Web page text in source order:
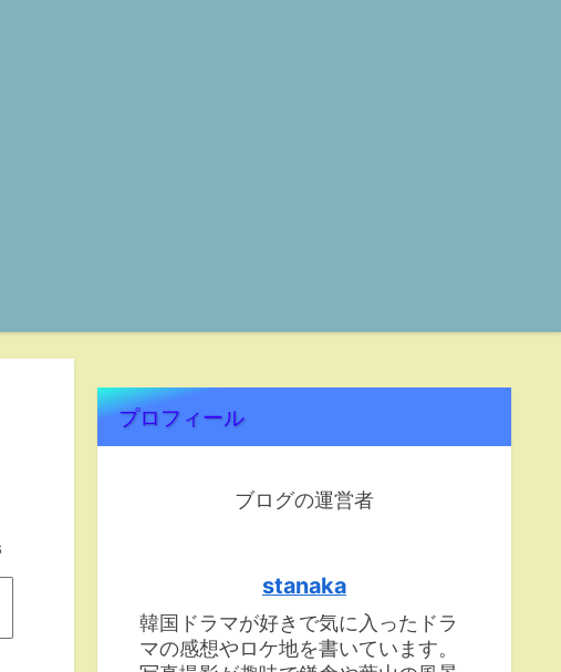
プロフィール
ブログの運営者
stanaka
韓国ドラマが好きで気に入ったドラ
マの感想やロケ地を書いています。